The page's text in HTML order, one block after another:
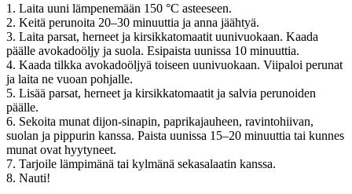
1. Laita uuni lämpenemään 150 °C asteeseen.
2. Keitä perunoita 20–30 minuuttia ja anna jäähtyä.
3. Laita parsat, herneet ja kirsikkatomaatit uunivuokaan. Kaada
päälle avokadoöljy ja suola. Esipaista uunissa 10 minuuttia.
4. Kaada tilkka avokadoöljyä toiseen uunivuokaan. Viipaloi perunat
ja laita ne vuoan pohjalle.
5. Lisää parsat, herneet ja kirsikkatomaatit ja salvia perunoiden
päälle.
6. Sekoita munat dijon-sinapin, paprikajauheen, ravintohiivan,
suolan ja pippurin kanssa. Paista uunissa 15–20 minuuttia tai kunnes
munat ovat hyytyneet.
7. Tarjoile lämpimänä tai kylmänä sekasalaatin kanssa.
8. Nauti!